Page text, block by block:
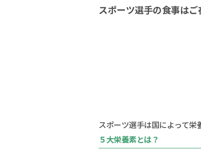
スポーツ選手の食事はご
スポーツ選手は国によって
５大栄養素とは？